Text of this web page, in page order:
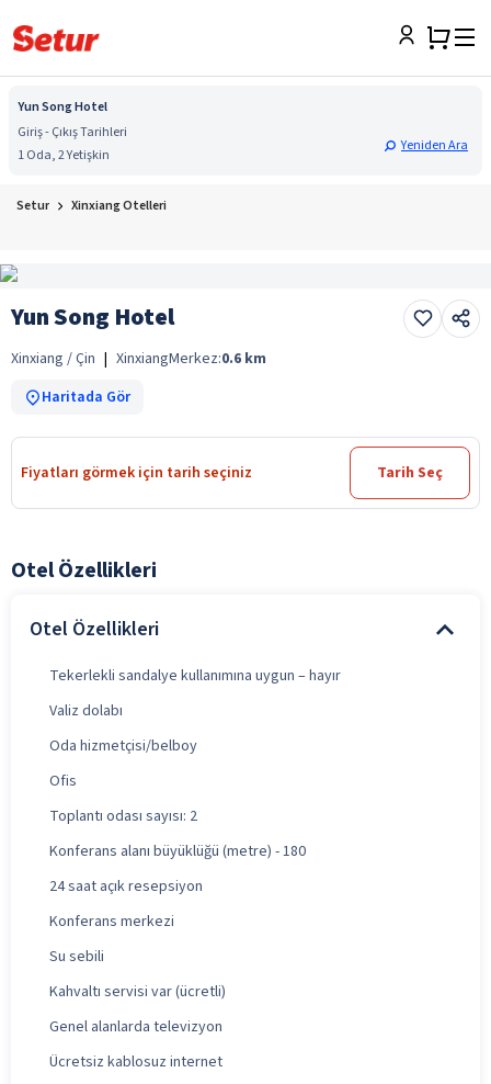
Yun Song Hotel
Giriş - Çıkış Tarihleri
1 Oda, 2 Yetişkin
Yeniden Ara
Setur Xinxiang Otelleri
Yun Song Hotel
Xinxiang / Çin | XinxiangMerkez:0.6 km
Haritada Gör
Fiyatları görmek için tarih seçiniz Tarih Seç
Otel Özellikleri
Otel Özellikleri
Tekerlekli sandalye kullanımına uygun – hayır
Valiz dolabı
Oda hizmetçisi/belboy
Ofis
Toplantı odası sayısı: 2
Konferans alanı büyüklüğü (metre) - 180
24 saat açık resepsiyon
Konferans merkezi
Su sebili
Kahvaltı servisi var (ücretli)
Genel alanlarda televizyon
Ücretsiz kablosuz internet